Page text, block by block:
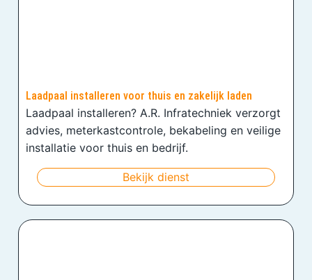
Laadpaal installeren voor thuis en zakelijk laden
Laadpaal installeren? A.R. Infratechniek verzorgt
advies, meterkastcontrole, bekabeling en veilige
installatie voor thuis en bedrijf.
Bekijk dienst